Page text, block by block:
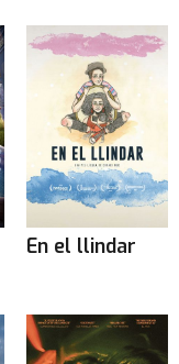
En el llindar